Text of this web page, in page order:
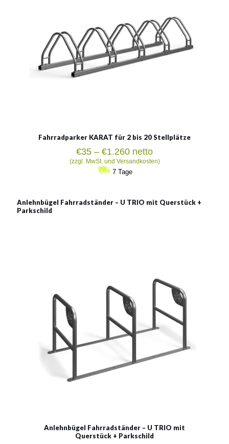
Fahrradparker KARAT für 2 bis 20 Stellplätze
€35 – €1.260Preisspanne:
€35
bis
netto
(zzgl. MwSt. und Versandkosten)
7 Tage
Anlehnbügel Fahrradständer – U TRIO mit Querstück +
Parkschild
Material:
rostträger Stahl, verzinkter Stahl
Siehe mehr
Anlehnbügel Fahrradständer – U TRIO mit
Querstück + Parkschild